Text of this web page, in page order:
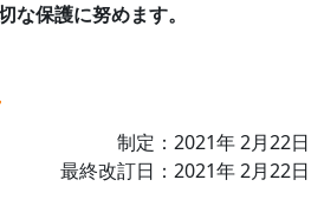
な保護に努めます。
制定： 2021年2月22日
最終改訂日： 2021年2月22日